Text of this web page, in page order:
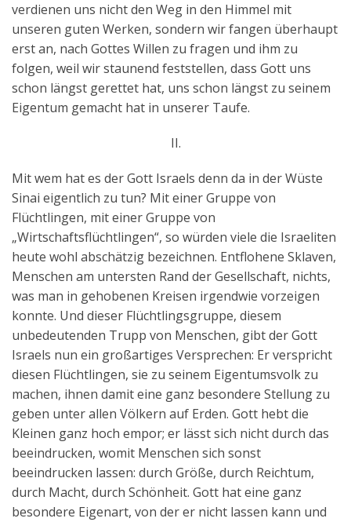
verdienen uns nicht den Weg in den Himmel mit
unseren guten Werken, sondern wir fangen überhaupt
erst an, nach Gottes Willen zu fragen und ihm zu
folgen, weil wir staunend feststellen, dass Gott uns
schon längst gerettet hat, uns schon längst zu seinem
Eigentum gemacht hat in unserer Taufe.
II.
Mit wem hat es der Gott Israels denn da in der Wüste
Sinai eigentlich zu tun? Mit einer Gruppe von
Flüchtlingen, mit einer Gruppe von
„Wirtschaftsflüchtlingen“, so würden viele die Israeliten
heute wohl abschätzig bezeichnen. Entflohene Sklaven,
Menschen am untersten Rand der Gesellschaft, nichts,
was man in gehobenen Kreisen irgendwie vorzeigen
konnte. Und dieser Flüchtlingsgruppe, diesem
unbedeutenden Trupp von Menschen, gibt der Gott
Israels nun ein großartiges Versprechen: Er verspricht
diesen Flüchtlingen, sie zu seinem Eigentumsvolk zu
machen, ihnen damit eine ganz besondere Stellung zu
geben unter allen Völkern auf Erden. Gott hebt die
Kleinen ganz hoch empor; er lässt sich nicht durch das
beeindrucken, womit Menschen sich sonst
beeindrucken lassen: durch Größe, durch Reichtum,
durch Macht, durch Schönheit. Gott hat eine ganz
besondere Eigenart, von der er nicht lassen kann und